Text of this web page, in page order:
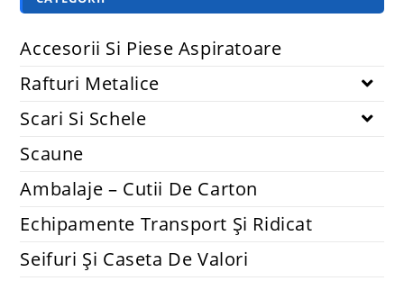
Accesorii Si Piese Aspiratoare
Rafturi Metalice
Scari Si Schele
Scaune
Ambalaje – Cutii De Carton
Echipamente Transport Și Ridicat
Seifuri Și Caseta De Valori